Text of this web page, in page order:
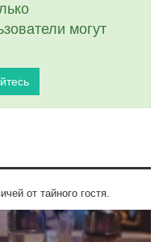
могут
от тайного гостя.